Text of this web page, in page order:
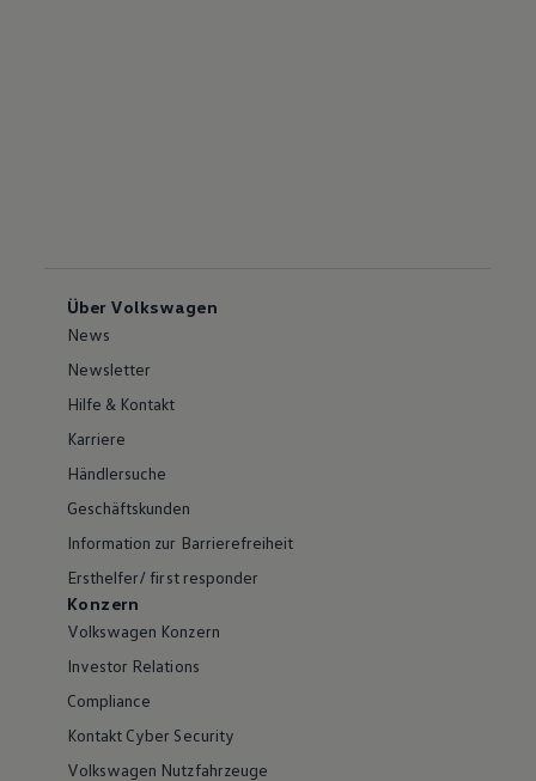
Über Volkswagen
News
Newsletter
Hilfe & Kontakt
Karriere
Händlersuche
Geschäftskunden
Information zur Barrierefreiheit
Ersthelfer/ first responder
Konzern
Volkswagen Konzern
Investor Relations
Compliance
Kontakt Cyber Security
Volkswagen Nutzfahrzeuge